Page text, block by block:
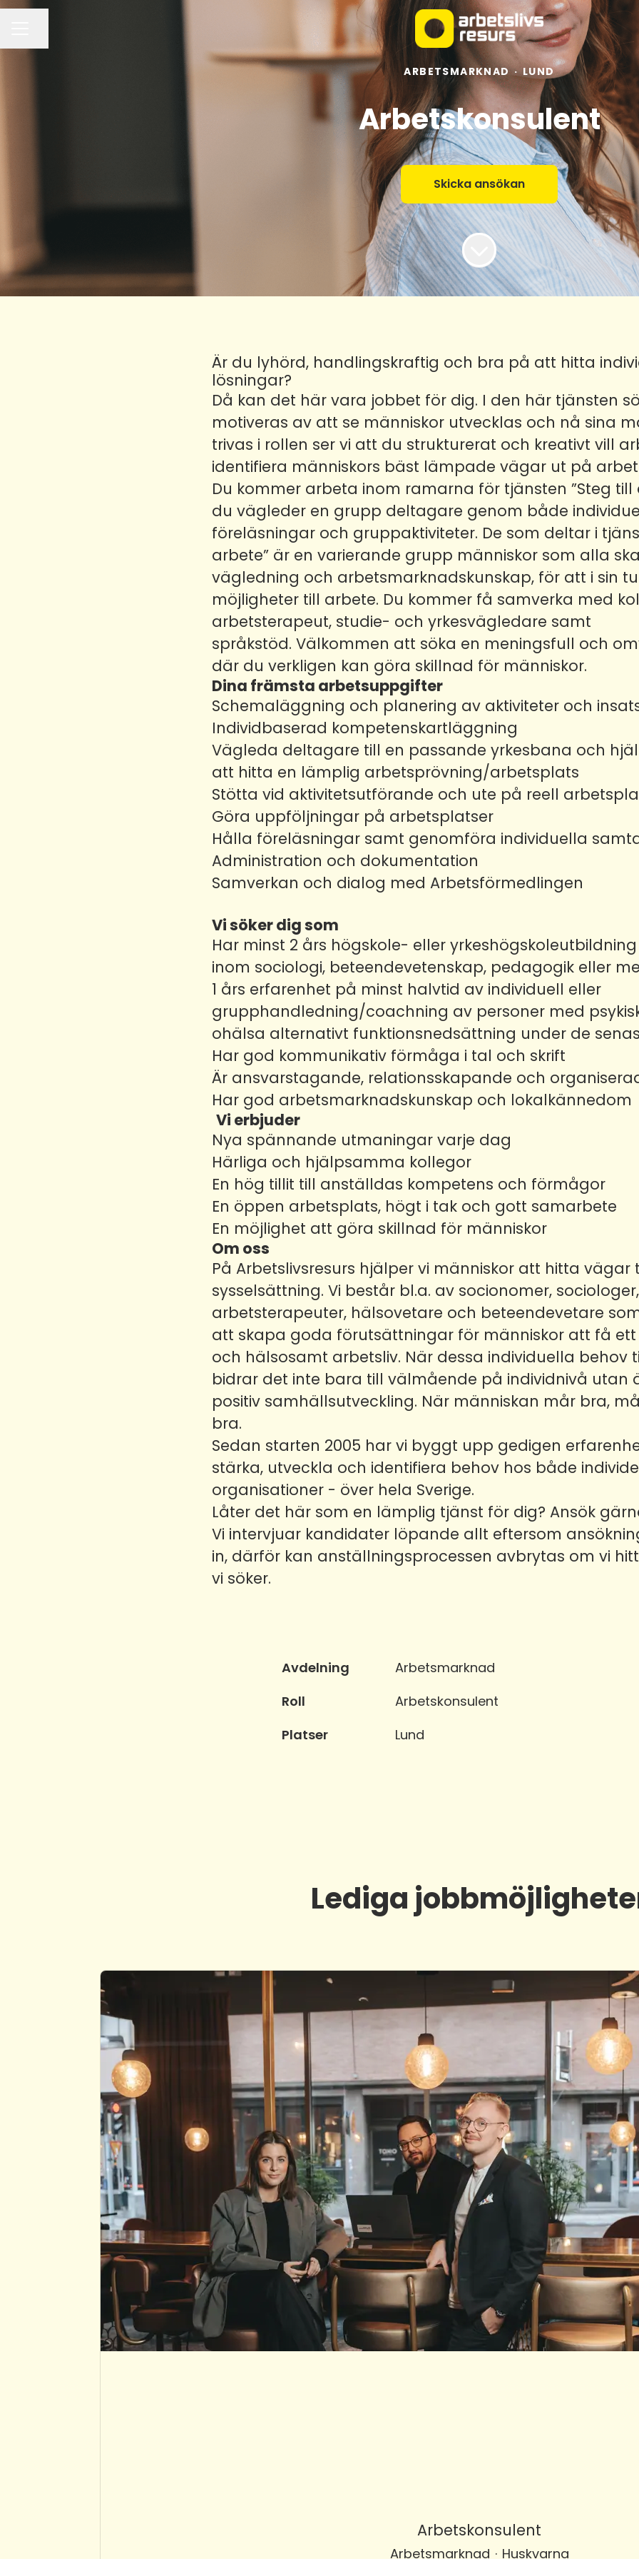
ARBETSMARKNAD · LUND
Arbetskonsulent
Skicka ansökan
Är du lyhörd, handlingskraftig och bra på att hitta
lösningar?
Då kan det här vara jobbet för dig. I den här tjänsten
motiveras av att se människor utvecklas och nå sina
trivas i rollen ser vi att du strukturerat och kreativt vill
identifiera människors bäst lämpade vägar ut på
Du kommer arbeta inom ramarna för tjänsten ”Steg till
du vägleder en grupp deltagare genom både
föreläsningar och gruppaktiviteter. De som deltar i
arbete” är en varierande grupp människor som alla
vägledning och arbetsmarknadskunskap, för att i sin
möjligheter till arbete. Du kommer få samverka med
arbetsterapeut, studie- och yrkesvägledare samt
språkstöd. Välkommen att söka en meningsfull och
där du verkligen kan göra skillnad för människor.
Dina främsta arbetsuppgifter
Schemaläggning och planering av aktiviteter och
Individbaserad kompetenskartläggning
Vägleda deltagare till en passande yrkesbana och
att hitta en lämplig arbetsprövning/arbetsplats
Stötta vid aktivitetsutförande och ute på reell
Göra uppföljningar på arbetsplatser
Hålla föreläsningar samt genomföra individuella
Administration och dokumentation
Samverkan och dialog med Arbetsförmedlingen
Vi söker dig som
Har minst 2 års högskole- eller
inom sociologi, beteendevetenskap, pedagogik eller
1 års erfarenhet på minst halvtid av individuell eller
grupphandledning/coachning av personer med
ohälsa alternativt funktionsnedsättning under de
Har god kommunikativ förmåga i tal och skrift
Är ansvarstagande, relationsskapande och
Har god arbetsmarknadskunskap och lokalkännedom
Vi erbjuder
Nya spännande utmaningar varje dag
Härliga och hjälpsamma kollegor
En hög tillit till anställdas kompetens och förmågor
En öppen arbetsplats, högt i tak och gott samarbete
En möjlighet att göra skillnad för människor
Om oss
På Arbetslivsresurs hjälper vi människor att hitta vägar
sysselsättning. Vi består bl.a. av socionomer, sociologer,
arbetsterapeuter, hälsovetare och beteendevetare
att skapa goda förutsättningar för människor att få
och hälsosamt arbetsliv. När dessa individuella behov
bidrar det inte bara till välmående på individnivå utan
positiv samhällsutveckling. När människan mår bra,
bra.
Sedan starten 2005 har vi byggt upp gedigen
stärka, utveckla och identifiera behov hos både
organisationer - över hela Sverige.
Låter det här som en lämplig tjänst för dig? Ansök
Vi intervjuar kandidater löpande allt eftersom
in, därför kan anställningsprocessen avbrytas om vi
vi söker.
Avdelning
Arbetsmarknad
Roll
Arbetskonsulent
Platser
Lund
Lediga
Arbetskonsulent
Arbetsmarknad · Huskvarna